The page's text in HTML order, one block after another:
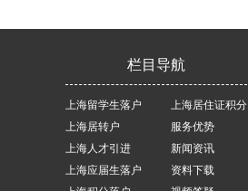
栏目导航
上海留学生落户
上海居转户
上海人才引进
上海应届生落户
上海居住证积分
服务优势
新闻资讯
资料下载